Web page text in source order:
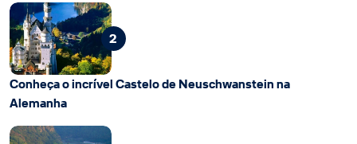
2
Conheça o incrível Castelo de Neuschwanstein na
Alemanha